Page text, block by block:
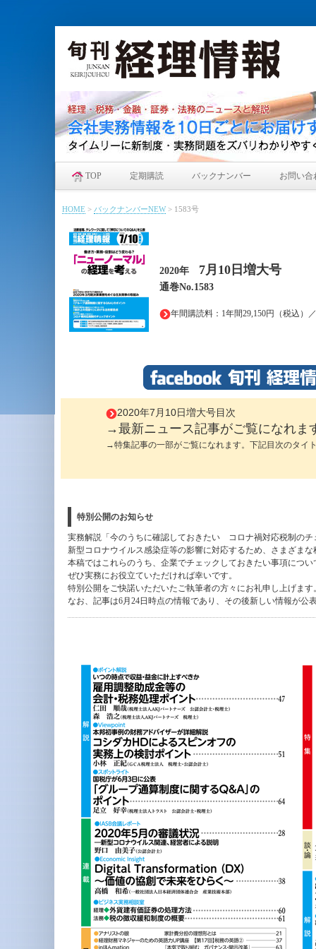
TOP 定期購読 バックナンバー お問い合
HOME > バックナンバーNEW> 1583号
2020年 7月10日増大号
通巻No.1583
年間購読料：1年間29,150円（税込）
2020年7月10日増大号目次
→最新ニュース記事がご覧になれま
→特集記事の一部がご覧になれます。下記目次のタイ
特別公開のお知らせ
実務解説「今のうちに確認しておきたい コロナ禍対応税制のチ
新型コロナウイルス感染症等の影響に対応するため、さまざま
本稿ではこれらのうち、企業でチェックしておきたい事項につ
ぜひ実務にお役立ていただければ幸いです。
特別公開をご快諾いただいたご執筆者の方々にお礼申し上げます
なお、記事は6月24日時点の情報であり、その後新しい情報が公